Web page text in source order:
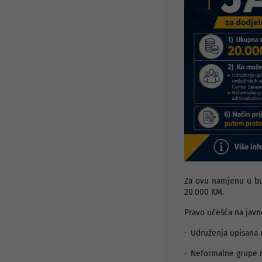
Za ovu namjenu u
20.000 KM.
Pravo učešća na
· Udruženja
· Neformalne grupe